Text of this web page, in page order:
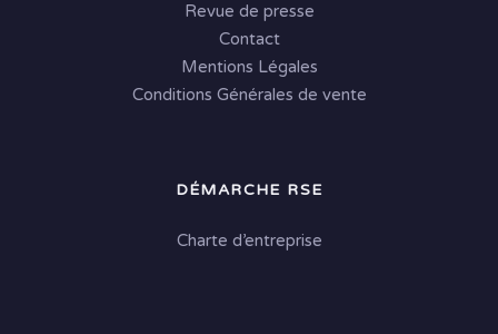
Revue de presse
Contact
Mentions Légales
Conditions Générales de vente
DÉMARCHE RSE
Charte d’entreprise